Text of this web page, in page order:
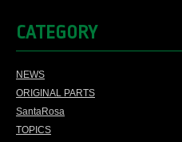
CATEGORY
NEWS
ORIGINAL PARTS
SantaRosa
TOPICS